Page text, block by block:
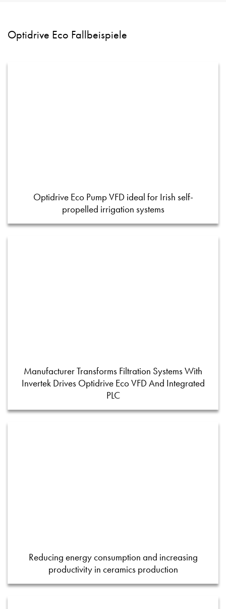
Optidrive Eco Fallbeispiele
Optidrive Eco Pump VFD ideal for Irish self-
propelled irrigation systems
Manufacturer Transforms Filtration Systems With
Invertek Drives Optidrive Eco VFD And Integrated
PLC
Reducing energy consumption and increasing
productivity in ceramics production